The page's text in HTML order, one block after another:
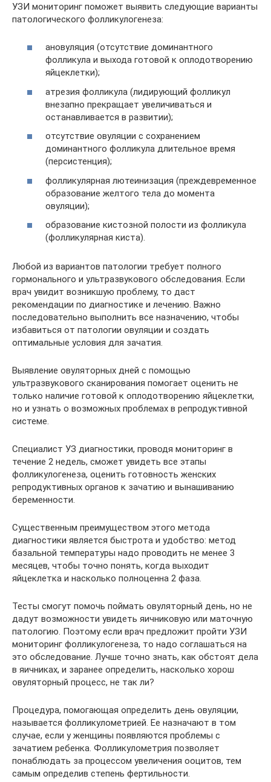
УЗИ мониторинг поможет выявить следующие варианты
патологического фолликулогенеза:
ановуляция (отсутствие доминантного
фолликула и выхода готовой к оплодотворению
яйцеклетки);
атрезия фолликула (лидирующий фолликул
внезапно прекращает увеличиваться и
останавливается в развитии);
отсутствие овуляции с сохранением
доминантного фолликула длительное время
(персистенция);
фолликулярная лютеинизация (преждевременное
образование желтого тела до момента
овуляции);
образование кистозной полости из фолликула
(фолликулярная киста).
Любой из вариантов патологии требует полного
гормонального и ультразвукового обследования. Если
врач увидит возникшую проблему, то даст
рекомендации по диагностике и лечению. Важно
последовательно выполнить все назначению, чтобы
избавиться от патологии овуляции и создать
оптимальные условия для зачатия.
Выявление овуляторных дней с помощью
ультразвукового сканирования помогает оценить не
только наличие готовой к оплодотворению яйцеклетки,
но и узнать о возможных проблемах в репродуктивной
системе.
Специалист УЗ диагностики, проводя мониторинг в
течение 2 недель, сможет увидеть все этапы
фолликулогенеза, оценить готовность женских
репродуктивных органов к зачатию и вынашиванию
беременности.
Существенным преимуществом этого метода
диагностики является быстрота и удобство: метод
базальной температуры надо проводить не менее 3
месяцев, чтобы точно понять, когда выходит
яйцеклетка и насколько полноценна 2 фаза.
Тесты смогут помочь поймать овуляторный день, но не
дадут возможности увидеть яичниковую или маточную
патологию. Поэтому если врач предложит пройти УЗИ
мониторинг фолликулогенеза, то надо соглашаться на
это обследование. Лучше точно знать, как обстоят дела
в яичниках, и заранее определить, насколько хорош
овуляторный процесс, не так ли?
Процедура, помогающая определить день овуляции,
называется фолликулометрией. Ее назначают в том
случае, если у женщины появляются проблемы с
зачатием ребенка. Фолликулометрия позволяет
понаблюдать за процессом увеличения ооцитов, тем
самым определив степень фертильности.